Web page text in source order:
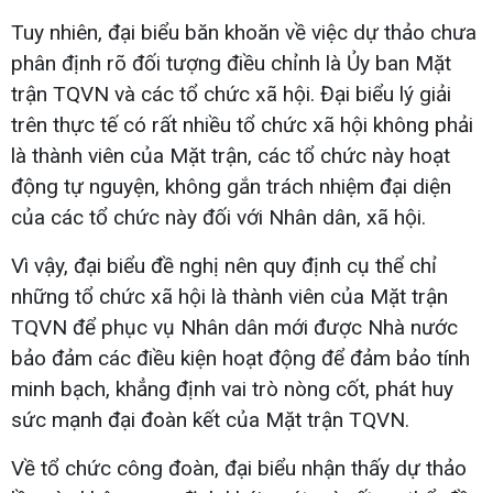
Tuy nhiên, đại biểu băn khoăn về việc dự thảo chưa
phân định rõ đối tượng điều chỉnh là Ủy ban Mặt
trận TQVN và các tổ chức xã hội. Đại biểu lý giải
trên thực tế có rất nhiều tổ chức xã hội không phải
là thành viên của Mặt trận, các tổ chức này hoạt
động tự nguyện, không gắn trách nhiệm đại diện
của các tổ chức này đối với Nhân dân, xã hội.
Vì vậy, đại biểu đề nghị nên quy định cụ thể chỉ
những tổ chức xã hội là thành viên của Mặt trận
TQVN để phục vụ Nhân dân mới được Nhà nước
bảo đảm các điều kiện hoạt động để đảm bảo tính
minh bạch, khẳng định vai trò nòng cốt, phát huy
sức mạnh đại đoàn kết của Mặt trận TQVN.
Về tổ chức công đoàn, đại biểu nhận thấy dự thảo